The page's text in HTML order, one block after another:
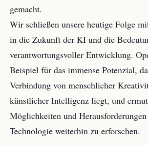
gemacht.
Wir schließen unsere heutige Folge
in die Zukunft der KI und die
verantwortungsvoller Entwicklung.
Beispiel für das immense Potenzial,
Verbindung von menschlicher
künstlicher Intelligenz liegt, und
Möglichkeiten und
Technologie weiterhin zu erforschen.